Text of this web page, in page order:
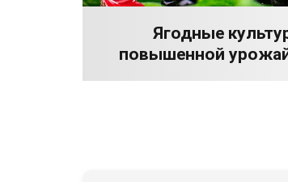
Ягодные
повышенной